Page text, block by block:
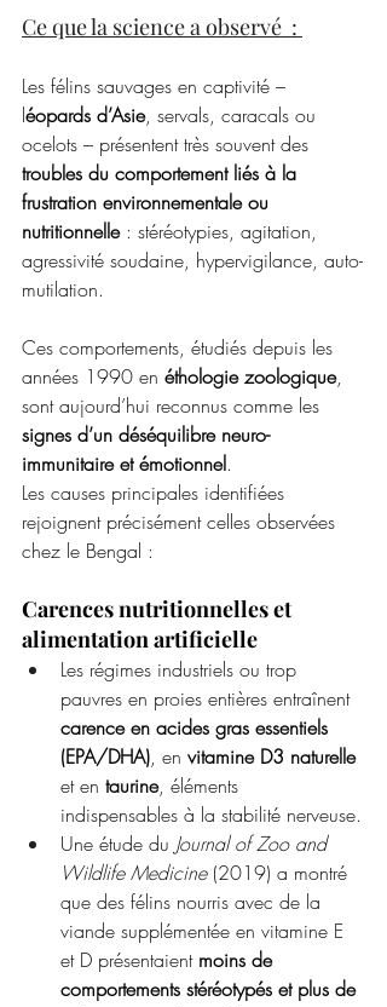
Ce que la science a observé  :
Les félins sauvages en captivité –
léopards d’Asie, servals, caracals ou
ocelots – présentent très souvent des
troubles du comportement liés à la
frustration environnementale ou
nutritionnelle : stéréotypies, agitation,
agressivité soudaine, hypervigilance, auto-
mutilation.
Ces comportements, étudiés depuis les
années 1990 en éthologie zoologique,
sont aujourd’hui reconnus comme les
signes d’un déséquilibre neuro-
immunitaire et émotionnel.
Les causes principales identifiées
rejoignent précisément celles observées
chez le Bengal :
Carences nutritionnelles et
alimentation artificielle
Les régimes industriels ou trop
pauvres en proies entières entraînent
carence en acides gras essentiels
(EPA/DHA), en vitamine D3 naturelle
et en taurine, éléments
indispensables à la stabilité nerveuse.
Une étude du Journal of Zoo and
Wildlife Medicine (2019) a montré
que des félins nourris avec de la
viande supplémentée en vitamine E
et D présentaient moins de
comportements stéréotypés et plus de